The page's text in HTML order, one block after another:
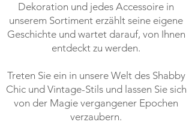
Dekoration und jedes Accessoire in
unserem Sortiment erzählt seine eigene
Geschichte und wartet darauf, von Ihnen
entdeckt zu werden.
Treten Sie ein in unsere Welt des Shabby
Chic und Vintage-Stils und lassen Sie sich
von der Magie vergangener Epochen
verzaubern.